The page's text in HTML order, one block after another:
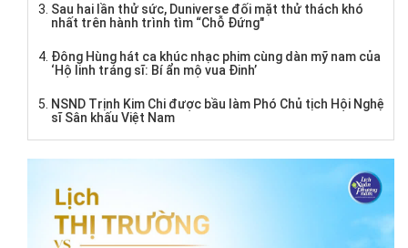
Sau hai lần thử sức, Duniverse đối mặt thử thách khó
nhất trên hành trình tìm “Chỗ Đứng"
Đông Hùng hát ca khúc nhạc phim cùng dàn mỹ nam của
‘Hộ linh tráng sĩ: Bí ẩn mộ vua Đinh’
NSND Trịnh Kim Chi được bầu làm Phó Chủ tịch Hội Nghệ
sĩ Sân khấu Việt Nam